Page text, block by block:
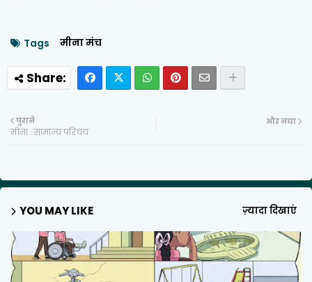
Tags मीना मंच
और नया
पुराने
मीना : सामान्य परिचय
YOU MAY LIKE ज़्यादा दिखाएं